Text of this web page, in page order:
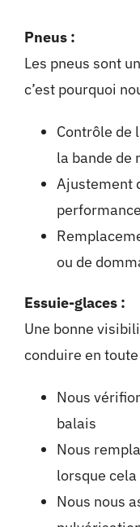
Pneus :
Les pneus sont un
c’est pourquoi
Contrôle de
la bande de
Ajustement
ou de
Essuie-glaces :
Une bonne
conduire en
Nous
balais
Nous
lorsque
Nous nous